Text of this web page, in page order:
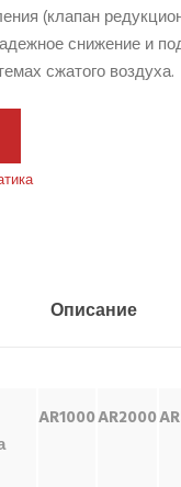
(клапан
снижение и
сжатого воздуха.
Описание
AR1000AR2000